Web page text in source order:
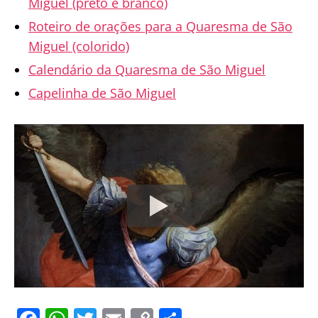
Roteiro de orações para a Quaresma de São
Miguel (colorido)
Calendário da Quaresma de São Miguel
Capelinha de São Miguel